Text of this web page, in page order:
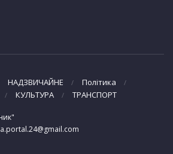
НАДЗВИЧАЙНЕ
Політика
КУЛЬТУРА ТРАНСПОРТ